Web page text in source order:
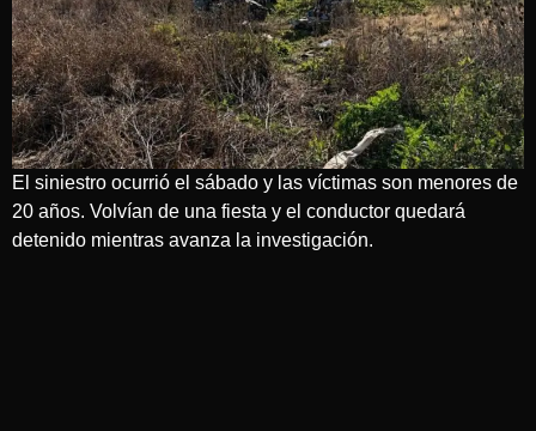
El siniestro ocurrió el sábado y las víctimas son menores de
20 años. Volvían de una fiesta y el conductor quedará
detenido mientras avanza la investigación.